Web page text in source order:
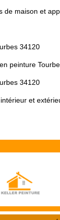
de maison et
34120
peinture
34120
et